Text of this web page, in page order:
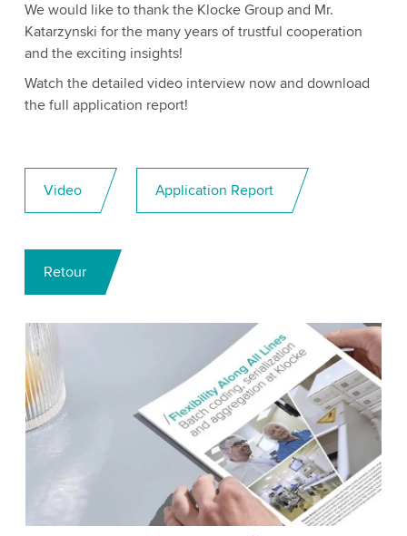
We would like to thank the Klocke Group and Mr.
Katarzynski for the many years of trustful cooperation
and the exciting insights!
Watch the detailed video interview now and download
the full application report!
Video Application Report
Retour